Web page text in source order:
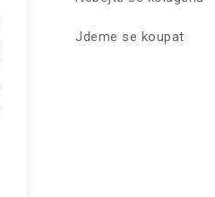
Jdeme se koupat